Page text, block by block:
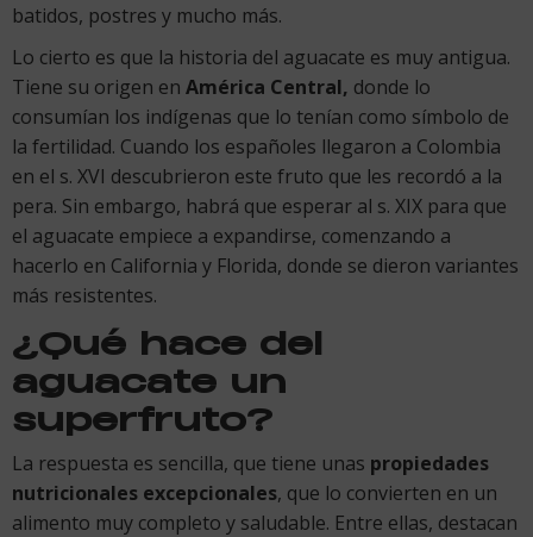
batidos, postres y mucho más.
Lo cierto es que la historia del aguacate es muy antigua.
Tiene su origen en América Central, donde lo
consumían los indígenas que lo tenían como símbolo de
la fertilidad. Cuando los españoles llegaron a Colombia
en el s. XVI descubrieron este fruto que les recordó a la
pera. Sin embargo, habrá que esperar al s. XIX para que
el aguacate empiece a expandirse, comenzando a
hacerlo en California y Florida, donde se dieron variantes
más resistentes.
¿Qué hace del
aguacate un
superfruto?
La respuesta es sencilla, que tiene unas propiedades
nutricionales excepcionales, que lo convierten en un
alimento muy completo y saludable. Entre ellas, destacan